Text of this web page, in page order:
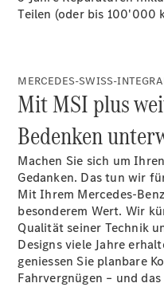
Benz
Original-
Teile &
Zubehör
Teilen (oder bis 100'000
MERCEDES-SWISS-
Mit MSI plus
Bedenken
Machen Sie sich um
Gedanken. Das tun wir
Mit Ihrem Mercedes-
besonderem Wert. Wir
Qualität seiner Technik
Designs viele Jahre
geniessen Sie planbare
Fahrvergnügen – und